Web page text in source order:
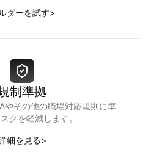
ダーを試す>
制準拠
やその他の職場対応規則に準
クを軽減します。
細を見る>